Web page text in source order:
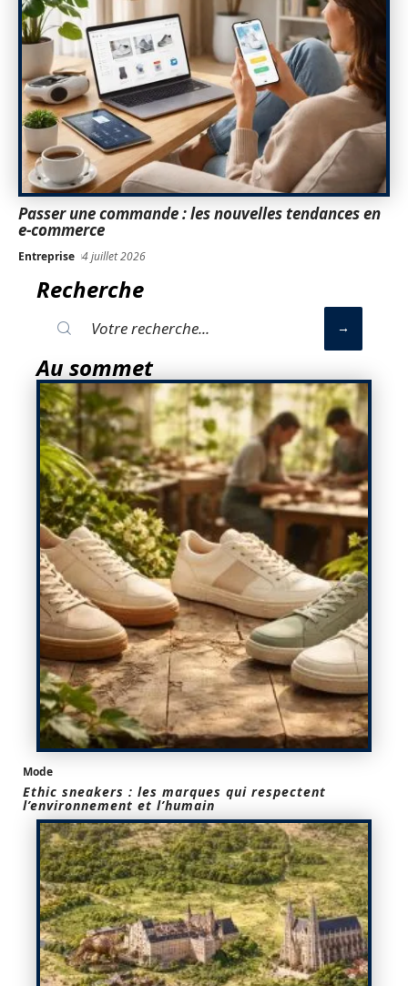
Passer une commande : les nouvelles tendances en
e-commerce
Entreprise 4 juillet 2026
Recherche
Au sommet
Mode
Ethic sneakers : les marques qui respectent
l’environnement et l’humain